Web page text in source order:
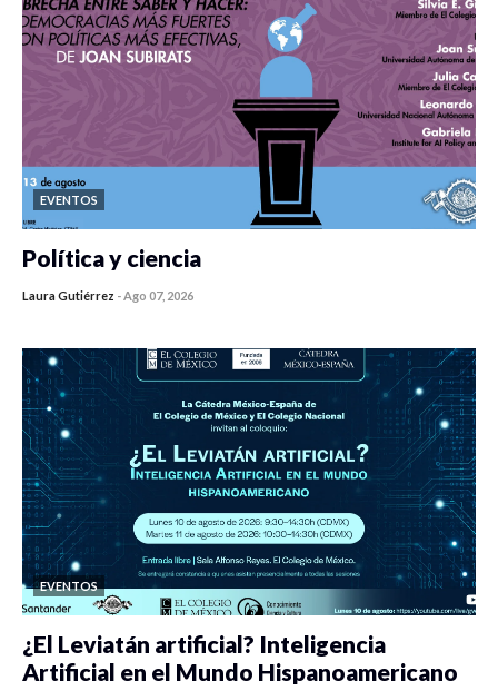
EVENTOS
Política y ciencia
Laura Gutiérrez -Ago 07, 2026
EVENTOS
¿El Leviatán artificial? Inteligencia
Artificial en el Mundo Hispanoamericano